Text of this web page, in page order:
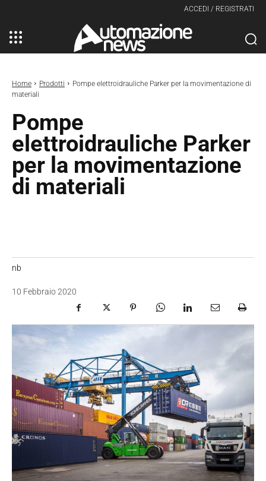
ACCEDI / REGISTRATI
Home Prodotti
Pompe elettroidrauliche Parker per la movimentazione di
materiali
Pompe
elettroidrauliche Parker
per la movimentazione
di materiali
nb
10 Febbraio 2020